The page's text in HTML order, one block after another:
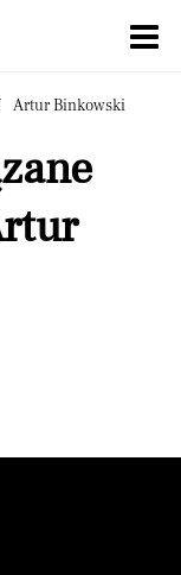
Artur Binkowski